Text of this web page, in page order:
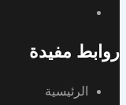
روابط مفيدة
الرئيسية